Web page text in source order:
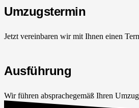
Umzugstermin
Jetzt vereinbaren wir mit Ihnen einen
Ausführung
Wir führen absprachegemäß Ihren